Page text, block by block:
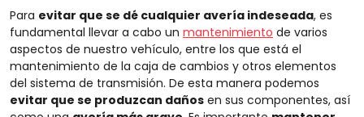
Para evitar que se dé cualquier avería indeseada, es
fundamental llevar a cabo un mantenimiento de varios
aspectos de nuestro vehículo, entre los que está el
mantenimiento de la caja de cambios y otros elementos
del sistema de transmisión. De esta manera podemos
evitar que se produzcan daños en sus componentes, así